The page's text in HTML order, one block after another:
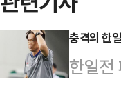
충격의 한
한일전
했다.